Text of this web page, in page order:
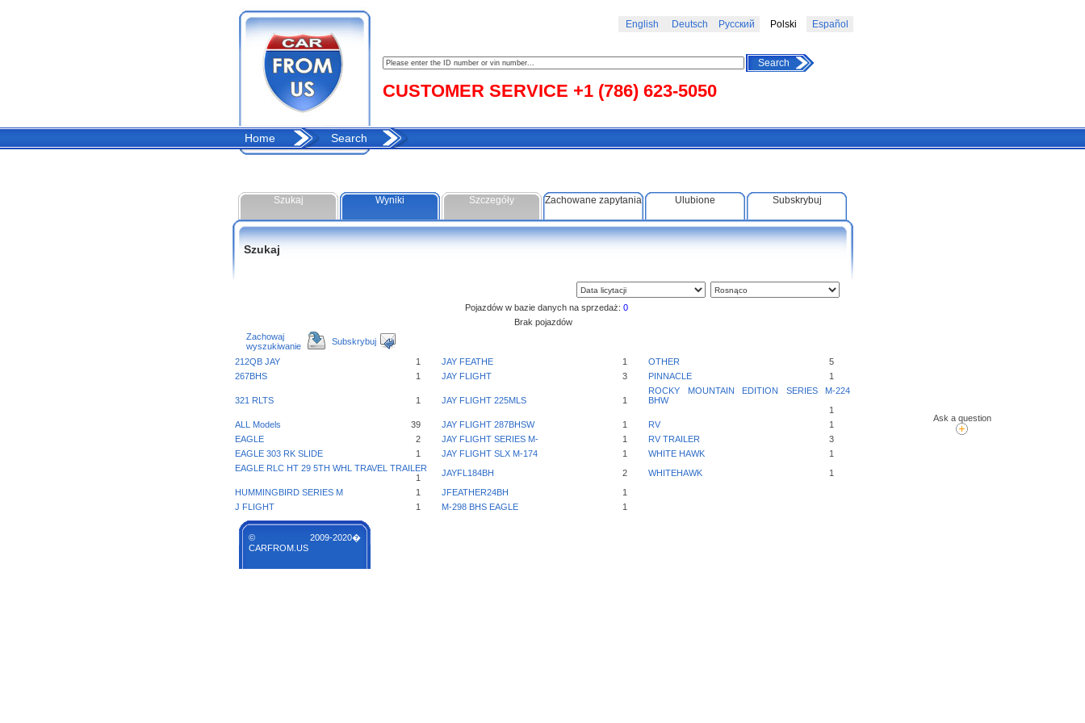
Ask a question
English Deutsch Русский Polski Español
CUSTOMER SERVICE +1 (786) 623-5050
Search
Home Search
Szukaj Wyniki Szczegóły Zachowane zapytania Ulubione Subskrybuj
Szukaj
Pojazdów w bazie danych na sprzedaż: 0
Brak pojazdów
Zachowaj
wyszukiwanie
Subskrybuj
212QB JAY 1 JAY FEATHE 1 OTHER
5
267BHS
1 JAY FLIGHT 3 PINNACLE 1
321 RLTS 1 JAY FLIGHT 225MLS 1
ROCKY MOUNTAIN EDITION SERIES M-224
BHW
1
ALL Models
39 JAY FLIGHT 287BHSW 1 RV
1
EAGLE
2 JAY FLIGHT SERIES M- 1 RV TRAILER
3
EAGLE 303 RK SLIDE
1 JAY FLIGHT SLX M-174 1 WHITE HAWK
1
EAGLE RLC HT 29 5TH WHL TRAVEL TRAILER
1
JAYFL184BH 2 WHITEHAWK
1
HUMMINGBIRD SERIES M
1 JFEATHER24BH
1
J FLIGHT
1 M-298 BHS EAGLE 1
© 2009-2020�
CARFROM.US